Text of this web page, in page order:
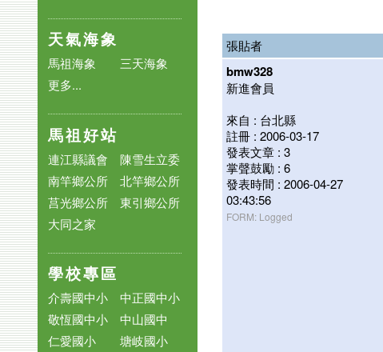
天氣海象
馬祖海象
三天海象
更多...
馬祖好站
連江縣議會
陳雪生立委
南竿鄉公所
北竿鄉公所
莒光鄉公所
東引鄉公所
大同之家
學校專區
介壽國中小
中正國中小
敬恆國中小
中山國中
仁愛國小
塘岐國小
張貼者
bmw328
新進會員
來自 : 台北縣
註冊 : 2006-03-17
發表文章 : 3
掌聲鼓勵 : 6
發表時間 : 2006-04-27
03:43:56
FORM: Logged